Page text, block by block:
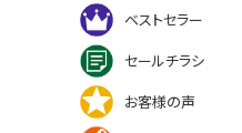
ベストセラー
セールチラシ
お客様の声